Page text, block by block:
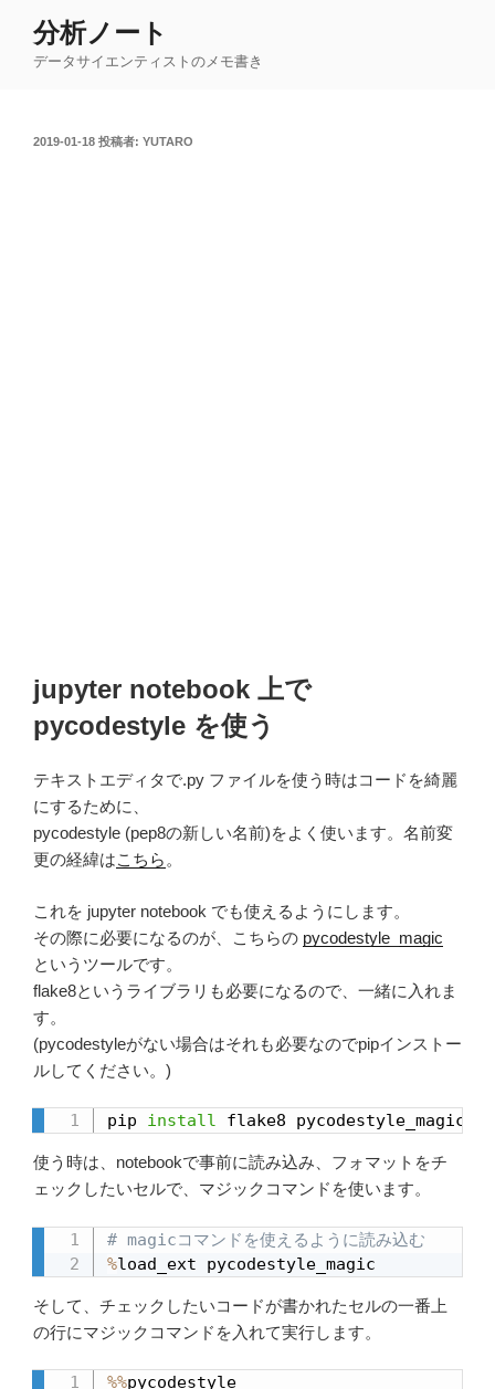
分析ノート
データサイエンティストのメモ書き
投
2019-01-18 投稿者: YUTARO
jupyter notebook 上で
pycodestyle を使う
テキストエディタで.py ファイルを使う時はコードを綺麗
にするために、
pycodestyle (pep8の新しい名前)をよく使います。名前変
更の経緯はこちら 。
これを jupyter notebook でも使えるようにします。
その際に必要になるのが、こちらの pycodestyle_magic
というツールです。
flake8というライブラリも必要になるので、一緒に入れま
す。
(pycodestyleがない場合はそれも必要なのでpipインストー
ルしてください。)
pip install flake8 pycodestyle_magic
使う時は、notebookで事前に読み込み、フォマットをチ
ェックしたいセルで、マジックコマンドを使います。
# magicコマンドを使えるように読み込む
%load_ext pycodestyle_magic
そして、チェックしたいコードが書かれたセルの一番上
の行にマジックコマンドを入れて実行します。
%%